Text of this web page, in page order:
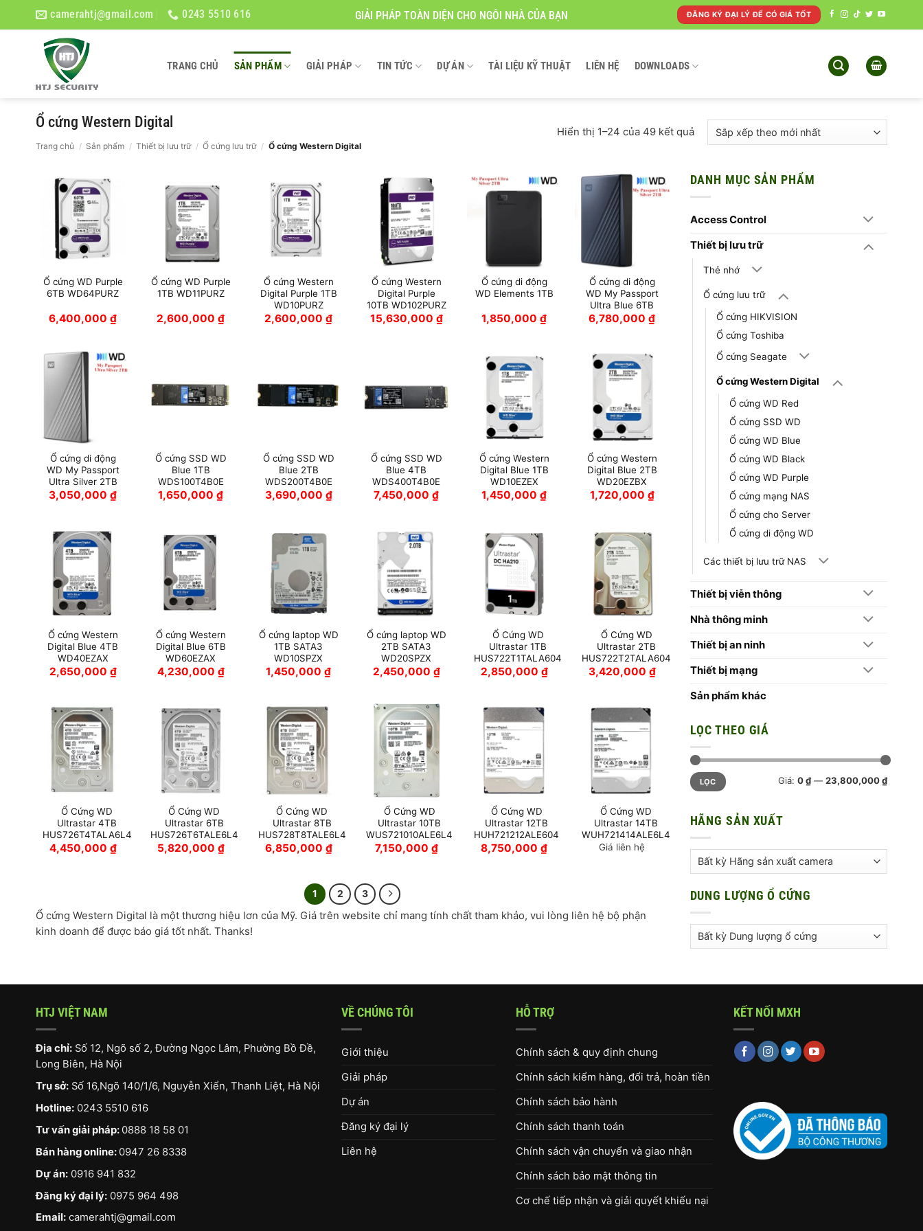
camerahtj@gmail.com 0243 5510 616 GIẢI PHÁP TOÀN DIỆN CHO NGÔI NHÀ CỦA BẠN ĐĂNG KÝ ĐẠI LÝ ĐỂ CÓ GIÁ TỐT
TRANG CHỦ SẢN PHẨM GIẢI PHÁP TIN TỨC DỰ ÁN TÀI LIỆU KỸ THUẬT LIÊN HỆ DOWNLOADS
Ổ cứng Western Digital
Trang chủ / Sản phẩm / Thiết bị lưu trữ / Ổ cứng lưu trữ / Ổ cứng Western Digital
Hiển thị 1–24 của 49 kết quảĐã
sắp
theo
mới
Ổ cứng WD Purple
6TB WD64PURZ
6,400,000₫
Ổ cứng WD Purple
1TB WD11PURZ
2,600,000₫
Ổ cứng Western
Digital Purple 1TB
WD10PURZ
2,600,000₫
Ổ cứng Western
Digital Purple
10TB WD102PURZ
15,630,000 ₫
Ổ cứng di động
WD Elements 1TB
1,850,000₫
Ổ cứng di động
WD My Passport
Ultra Blue 6TB
6,780,000₫
Ổ cứng di động
WD My Passport
Ultra Silver 2TB
3,050,000₫
Ổ cứng SSD WD
Blue 1TB
WDS100T4B0E
1,650,000₫
Ổ cứng SSD WD
Blue 2TB
WDS200T4B0E
3,690,000 ₫
Ổ cứng SSD WD
Blue 4TB
WDS400T4B0E
7,450,000₫
Ổ cứng Western
Digital Blue 1TB
WD10EZEX
1,450,000₫
Ổ cứng Western
Digital Blue 2TB
WD20EZBX
1,720,000 ₫
Ổ cứng Western
Digital Blue 4TB
WD40EZAX
2,650,000 ₫
Ổ cứng Western
Digital Blue 6TB
WD60EZAX
4,230,000 ₫
Ổ cứng laptop WD
1TB SATA3
WD10SPZX
1,450,000₫
Ổ cứng laptop WD
2TB SATA3
WD20SPZX
2,450,000 ₫
Ổ Cứng WD
Ultrastar 1TB
HUS722T1TALA604
2,850,000 ₫
Ổ Cứng WD
Ultrastar 2TB
HUS722T2TALA604
3,420,000 ₫
Ổ Cứng WD
Ultrastar 4TB
HUS726T4TALA6L4
4,450,000 ₫
Ổ Cứng WD
Ultrastar 6TB
HUS726T6TALE6L4
5,820,000 ₫
Ổ Cứng WD
Ultrastar 8TB
HUS728T8TALE6L4
6,850,000 ₫
Ổ Cứng WD
Ultrastar 10TB
WUS721010ALE6L4
7,150,000 ₫
Ổ Cứng WD
Ultrastar 12TB
HUH721212ALE604
8,750,000₫
Ổ Cứng WD
Ultrastar 14TB
WUH721414ALE6L4
Giá liên hệ
1 2 3
Ổ cứng Western Digital là một thương hiệu lơn của Mỹ. Giá trên website chỉ mang tính chất tham khảo, vui lòng liên hệ bộ phận
kinh doanh để được báo giá tốt nhất. Thanks!
DANH MỤC SẢN PHẨM
Access Control
Thiết bị lưu trữ
Thẻ nhớ
Ổ cứng lưu trữ
Ổ cứng HIKVISION
Ổ cứng Toshiba
Ổ cứng Seagate
Ổ cứng Western Digital
Ổ cứng WD Red
Ổ cứng SSD WD
Ổ cứng WD Blue
Ổ cứng WD Black
Ổ cứng WD Purple
Ổ cứng mạng NAS
Ổ cứng cho Server
Ổ cứng di động WD
Các thiết bị lưu trữ NAS
Thiết bị viễn thông
Nhà thông minh
Thiết bị an ninh
Thiết bị mạng
Sản phẩm khác
LỌC THEO GIÁ
Giá
tối
thiểu
Giá
tối
đa
LỌC Giá: 0 ₫— 23,800,000 ₫
HÃNG SẢN XUẤT
DUNG LƯỢNG Ổ CỨNG
HTJ VIỆT NAM
Địa chỉ: Số 12, Ngõ số 2, Đường Ngọc Lâm, Phường Bồ Đề,
Long Biên, Hà Nội
Trụ sở: Số 16,Ngõ 140/1/6, Nguyễn Xiển, Thanh Liệt, Hà Nội
Hotline: 0243 5510 616
Tư vấn giải pháp: 0888 18 58 01
Bán hàng online: 0947 26 8338
Dự án: 0916 941 832
Đăng ký đại lý: 0975 964 498
Email: camerahtj@gmail.com
VỀ CHÚNG TÔI
Giới thiệu
Giải pháp
Dự án
Đăng ký đại lý
Liên hệ
HỖ TRỢ
Chính sách & quy định chung
Chính sách kiểm hàng, đổi trả, hoàn tiền
Chính sách bảo hành
Chính sách thanh toán
Chính sách vận chuyển và giao nhận
Chính sách bảo mật thông tin
Cơ chế tiếp nhận và giải quyết khiếu nại
KẾT NỐI MXH